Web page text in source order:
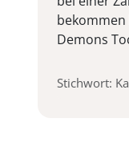
Demons
Stichwort: